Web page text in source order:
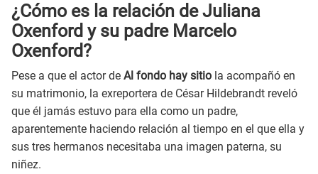
¿Cómo es la relación de Juliana
Oxenford y su padre Marcelo
Oxenford?
Pese a que el actor de Al fondo hay sitio la acompañó en
su matrimonio, la exreportera de César Hildebrandt reveló
que él jamás estuvo para ella como un padre,
aparentemente haciendo relación al tiempo en el que ella y
sus tres hermanos necesitaba una imagen paterna, su
niñez.